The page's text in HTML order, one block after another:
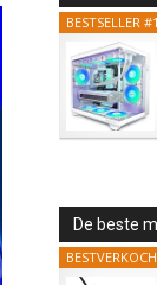
BESTSELLER #1
De beste